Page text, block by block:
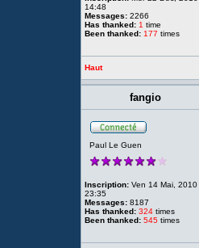
14:48
Messages: 2266
Has thanked: 1 time
Been thanked: 177 times
Haut
fangio
Paul Le Guen
Inscription: Ven 14 Mai, 2010
23:35
Messages: 8187
Has thanked: 324 times
Been thanked: 545 times